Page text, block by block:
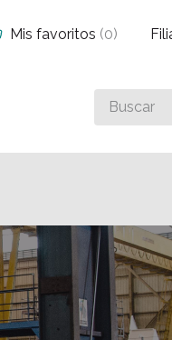
Buscar
algo
Mis favoritos (0)